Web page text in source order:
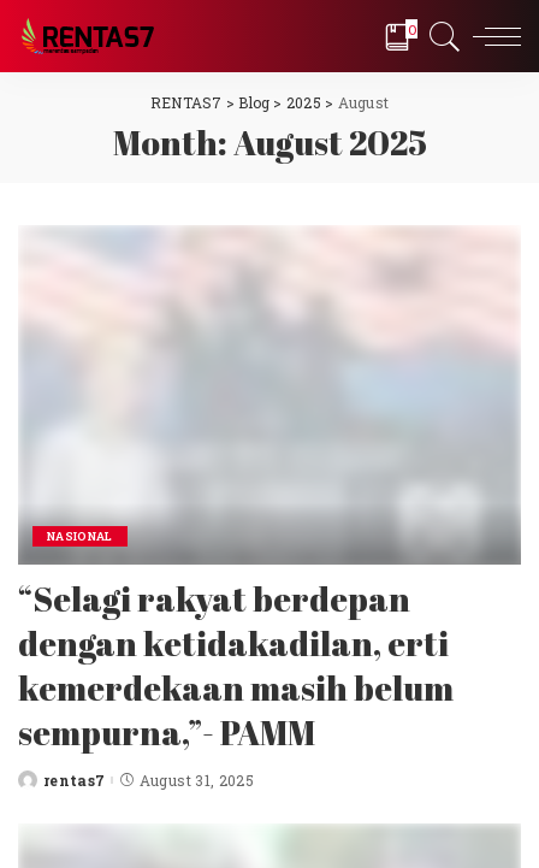
0
RENTAS7 >Blog > 2025 > August
Month:August 2025
NASIONAL
“Selagi rakyat berdepan
dengan ketidakadilan, erti
kemerdekaan masih belum
sempurna,”- PAMM
Postedrentas7 August 31, 2025